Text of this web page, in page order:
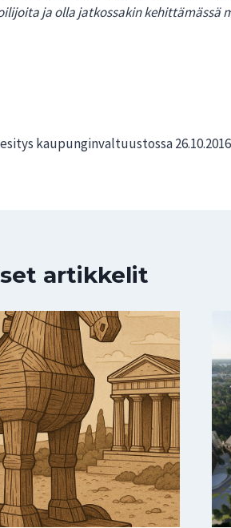
ja olla jatkossakin kehittämässä
kaupunginvaltuustossa
artikkelit